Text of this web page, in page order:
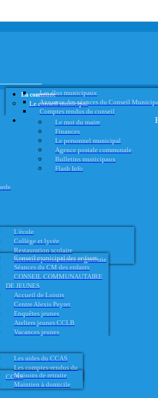
La commune
Le conseil municipal
Les élus municipaux
Annonce des séances du Conseil
Comptes rendus du conseil
Le mot du maire
Finances
Le personnel municipal
Agence postale communale
Bulletins municipaux
Flash Info
L'école
Collège et lycée
Restauration scolaire
Activités périscolaires et garderie
Conseil municipal des enfants
Séances du CM des enfants
CONSEIL COMMUNAUTAIRE
DE JEUNES
Accueil de Loisirs
Centre Alexis Peyret
Enquêtes jeunes
Ateliers jeunes CCLB
Vacances jeunes
Les aides du CCAS
Les comptes-rendus du
CCASMaisons de retraite
Maintien à domicile